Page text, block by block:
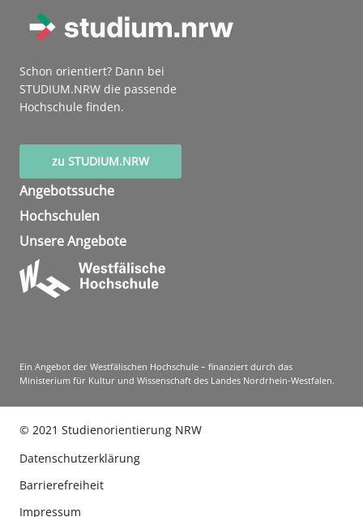
Schon orientiert? Dann bei
STUDIUM.NRW die passende
Hochschule finden.
zu STUDIUM.NRW
Angebotssuche
Hochschulen
Unsere Angebote
Ein Angebot der Westfälischen Hochschule – finanziert durch das
Ministerium für Kultur und Wissenschaft des Landes Nordrhein-Westfalen.
© 2021 Studienorientierung NRW
Datenschutzerklärung
Barrierefreiheit
Impressum